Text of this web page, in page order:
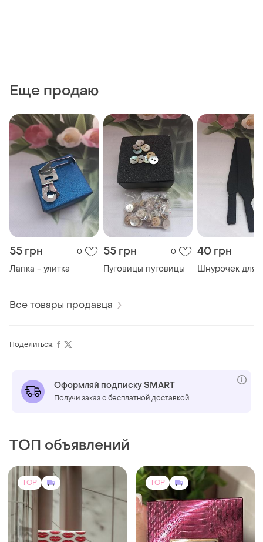
Еще продаю
55 грн 0
Лапка - улитка
55 грн 0
Пуговицы пуговицы
40 грн
Шнурочек для
Все товары продавца
Поделиться:
Оформляй подписку SMART
Получи заказ с бесплатной доставкой
ТОП объявлений
TOP TOP